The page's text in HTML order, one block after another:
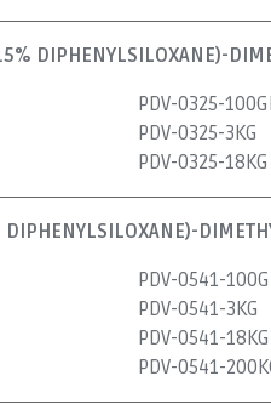
DIPHENYLSILOXANE)-
PDV-0325-
PDV-0325-3KG
PDV-0325-18KG
PDV-0541-
PDV-0541-3KG
PDV-0541-18KG
PDV-0541-